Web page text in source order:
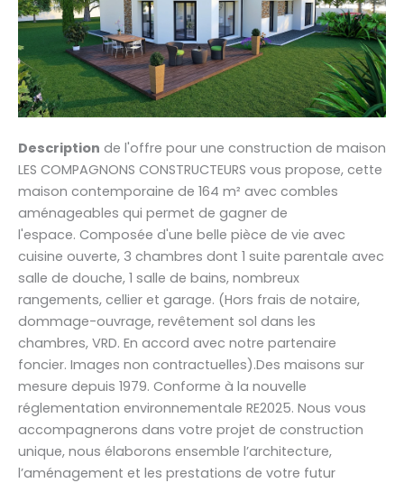
Description de l'offre pour une construction de maison
LES COMPAGNONS CONSTRUCTEURS vous propose, cette
maison contemporaine de 164 m² avec combles
aménageables qui permet de gagner de
l'espace. Composée d'une belle pièce de vie avec
cuisine ouverte, 3 chambres dont 1 suite parentale avec
salle de douche, 1 salle de bains, nombreux
rangements, cellier et garage. (Hors frais de notaire,
dommage-ouvrage, revêtement sol dans les
chambres, VRD. En accord avec notre partenaire
foncier. Images non contractuelles).Des maisons sur
mesure depuis 1979. Conforme à la nouvelle
réglementation environnementale RE2025. Nous vous
accompagnerons dans votre projet de construction
unique, nous élaborons ensemble l’architecture,
l’aménagement et les prestations de votre futur